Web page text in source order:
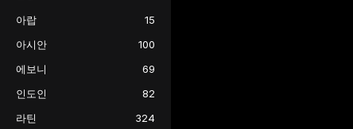
아랍
15
아시안
100
에보니
69
인도인
82
라틴
324